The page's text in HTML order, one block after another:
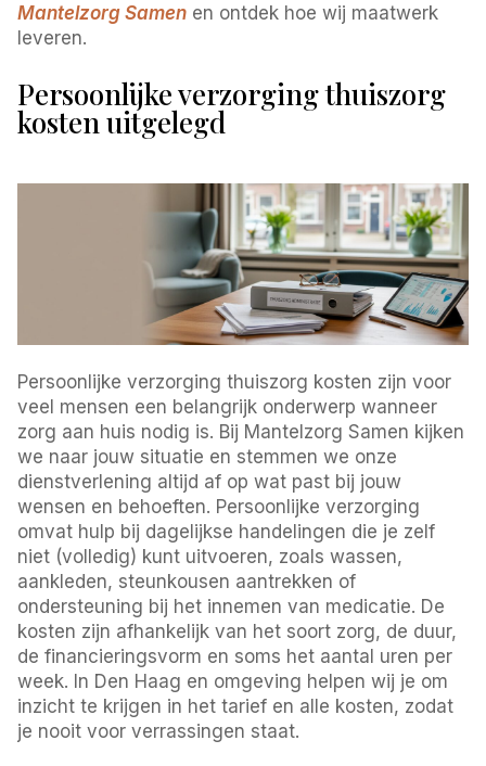
Mantelzorg Samen en ontdek hoe wij maatwerk
leveren.
Persoonlijke verzorging thuiszorg
kosten uitgelegd
Persoonlijke verzorging thuiszorg kosten zijn voor
veel mensen een belangrijk onderwerp wanneer
zorg aan huis nodig is. Bij Mantelzorg Samen kijken
we naar jouw situatie en stemmen we onze
dienstverlening altijd af op wat past bij jouw
wensen en behoeften. Persoonlijke verzorging
omvat hulp bij dagelijkse handelingen die je zelf
niet (volledig) kunt uitvoeren, zoals wassen,
aankleden, steunkousen aantrekken of
ondersteuning bij het innemen van medicatie. De
kosten zijn afhankelijk van het soort zorg, de duur,
de financieringsvorm en soms het aantal uren per
week. In Den Haag en omgeving helpen wij je om
inzicht te krijgen in het tarief en alle kosten, zodat
je nooit voor verrassingen staat.